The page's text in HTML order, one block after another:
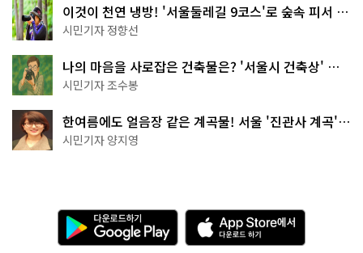
이것이 천연 냉방! '서울둘레길 9코스'로 숲속 피서 떠
나볼까
시민기자 정향선
나의 마음을 사로잡은 건축물은? '서울시 건축상' 수
상작 공개!
시민기자 조수봉
한여름에도 얼음장 같은 계곡물! 서울 '진관사 계곡'이
천국이네~
시민기자 양지영
다
운
로
A
p
p